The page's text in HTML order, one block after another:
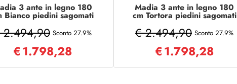
3 ante in legno 180
Bianco piedini sagomati
- KALLA
2.494,90 Sconto 27.9%
€1.798,28
Madia 3 ante in legno 180
cm Tortora piedini sagomati
- KALLA
€ 2.494,90 Sconto 27.9%
€1.798,28